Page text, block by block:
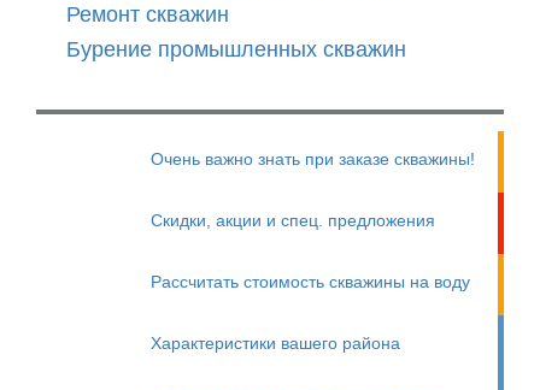
Ремонт скважин
Бурение промышленных скважин
Очень важно знать при заказе скважины!
Скидки, акции и спец. предложения
Рассчитать стоимость скважины на воду
Характеристики вашего района